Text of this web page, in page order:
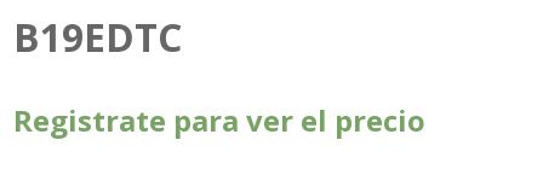
B19EDTC
Registrate para ver el precio